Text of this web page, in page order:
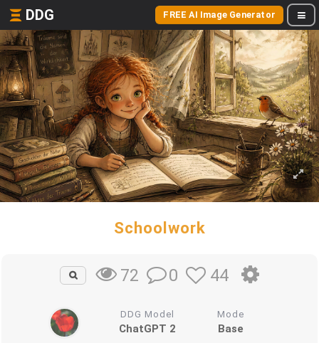
DDG FREE AI Image Generator
Schoolwork
72 0 44
DDG Model
ChatGPT 2
Mode
Base